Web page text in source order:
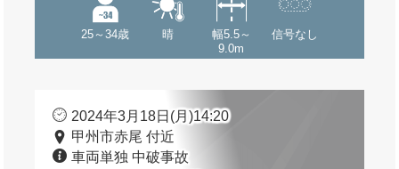
25～34歳 晴
幅5.5～
9.0m
信号なし
2024年3月18日(月)14:20
甲州市赤尾 付近
車両単独 中破事故